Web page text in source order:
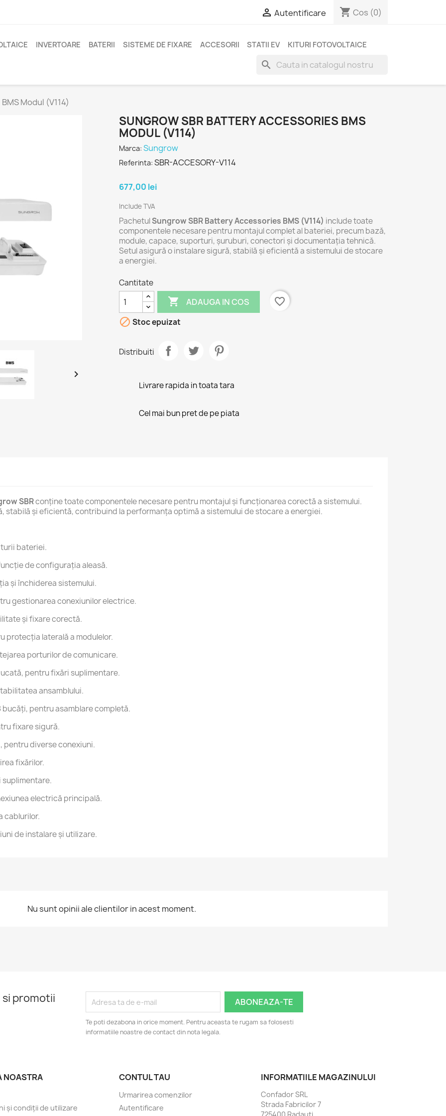
 Autentificare shopping_cart Cos (0)
INVERTOARE BATERII SISTEME DE FIXARE ACCESORII STATII EV KITURI FOTOVOLTAICE
search
Modul (V114)

SUNGROW SBR BATTERY ACCESSORIES BMS
MODUL (V114)
Marca: Sungrow
Referinta: SBR-ACCESORY-V114
677,00 lei
Include TVA
PachetulSungrow SBR Battery Accessories BMS (V114) include toate
componentele necesare pentru montajul complet al bateriei, precum bază,
module, capace, suporturi, șuruburi, conectori și documentația tehnică.
Setul asigură o instalare sigură, stabilă și eficientă a sistemului de stocare
a energiei.
Cantitate
 ADAUGA IN COS
favorite_border
 Stoc epuizat
Distribuiti
Livrare rapida in toata tara
Cel mai bun pret de pe piata
SBRconține toate componentele necesare pentru montajul și funcționarea corectă a sistemului.
stabilă și eficientă, contribuind la performanța optimă a sistemului de stocare a energiei.
bateriei.
de configurația aleasă.
și închiderea sistemului.
gestionarea conexiunilor electrice.
și fixare corectă.
protecția laterală a modulelor.
porturilor de comunicare.
pentru fixări suplimentare.
ansamblului.
bucăți, pentru asamblare completă.
fixare sigură.
pentru diverse conexiuni.
fixărilor.
electrică principală.
cablurilor.
de instalare și utilizare.
Nu sunt opinii ale clientilor in acest moment.
promotii
Te poti dezabona in orice moment. Pentru aceasta te rugam sa folosesti
informatiile noastre de contact din nota legala.
NOASTRA
și condiții de utilizare
CONTUL TAU
Urmarirea comenzilor
Autentificare
INFORMATIILE MAGAZINULUI
Confador SRL
Strada Fabricilor 7